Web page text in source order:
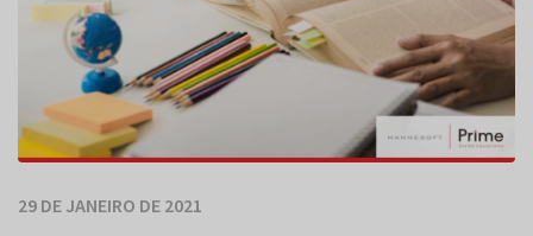
29 DE JANEIRO DE 2021